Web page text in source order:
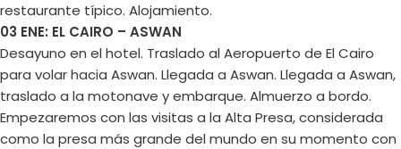
restaurante típico. Alojamiento.
03 ENE: EL CAIRO – ASWAN
Desayuno en el hotel. Traslado al Aeropuerto de El Cairo
para volar hacia Aswan. Llegada a Aswan. Llegada a Aswan,
traslado a la motonave y embarque. Almuerzo a bordo.
Empezaremos con las visitas a la Alta Presa, considerada
como la presa más grande del mundo en su momento con